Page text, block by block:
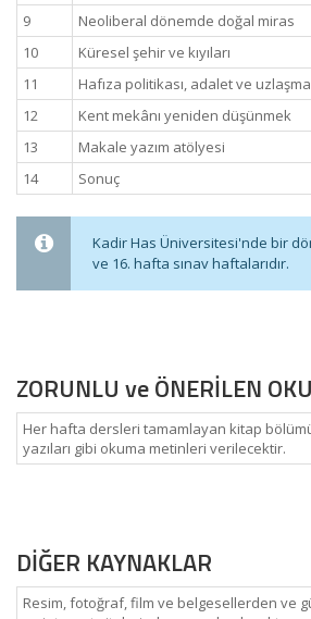
9
Neoliberal dönemde doğal miras
10
Küresel şehir ve kıyıları
11
Hafıza politikası, adalet ve uzlaşma
12
Kent mekânı yeniden düşünmek
13
Makale yazım atölyesi
14
Sonuç
Kadir Has Üniversitesi'nde bir
ve 16. hafta sınav haftalarıdır.
ZORUNLU ve ÖNERİLEN
Her hafta dersleri tamamlayan kitap
yazıları gibi okuma metinleri verilecektir.
DİĞER KAYNAKLAR
Resim, fotoğraf, film ve belgesellerden ve